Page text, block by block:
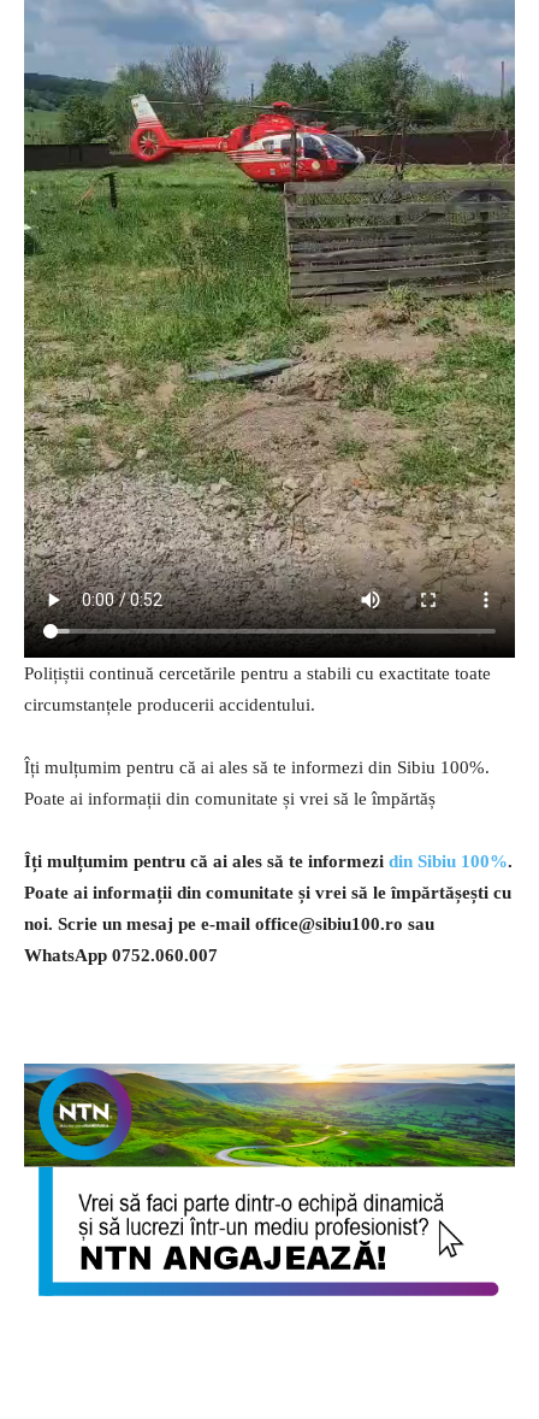
Polițiștii continuă cercetările pentru a stabili cu exactitate toate
circumstanțele producerii accidentului.
Îți mulțumim pentru că ai ales să te informezi din Sibiu 100%.
Poate ai informații din comunitate și vrei să le împărtăș
Îți mulțumim pentru că ai ales să te informezi din Sibiu 100%.
Poate ai informații din comunitate și vrei să le împărtășești cu
noi. Scrie un mesaj pe e-mail office@sibiu100.ro sau
WhatsApp 0752.060.007